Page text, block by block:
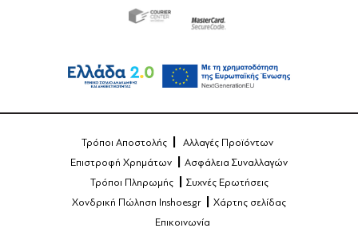
Τρόποι Αποστολής
Αλλαγές Προϊόντων
Επιστροφή Χρημάτων
Ασφάλεια Συναλλαγών
Τρόποι Πληρωμής
Συχνές Ερωτήσεις
Χονδρική Πώληση Inshoes.gr
Χάρτης σελίδας
Επικοινωνία